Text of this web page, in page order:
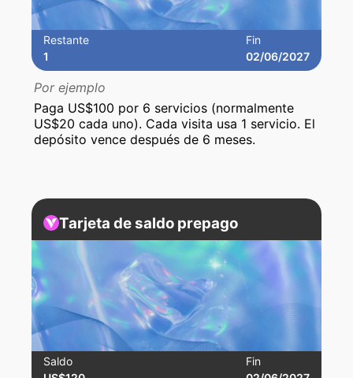
Restante
1
Fin
02/06/2027
Por ejemplo
Paga US$100 por 6 servicios (normalmente
US$20 cada uno). Cada visita usa 1 servicio. El
depósito vence después de 6 meses.
Tarjeta de saldo prepago
Saldo
Fin